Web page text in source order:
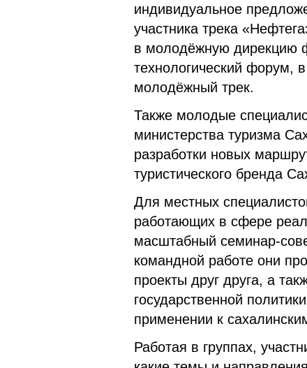
индивидуальное
участника трека
в молодёжную дирекцию
технологический форум,
молодёжный трек.
Также молодые
министерства туризма
разработки новых
туристического бренда
Для местных
работающих в сфере
масштабный семинар-
командной работе они
проекты друг друга, а
государственной
применении к
Работая в группах,